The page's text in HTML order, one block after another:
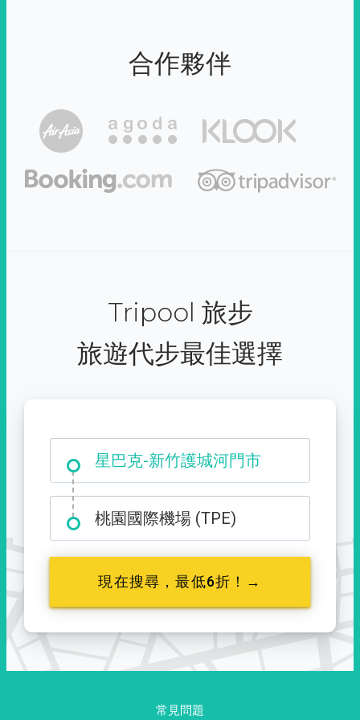
合作夥伴
Tripool 旅步
旅遊代步最佳選擇
星巴克-新竹護城河門市
大霸尖山登山口
桃園國際機場 (TPE)
現在搜尋，最低6折！→
常見問題